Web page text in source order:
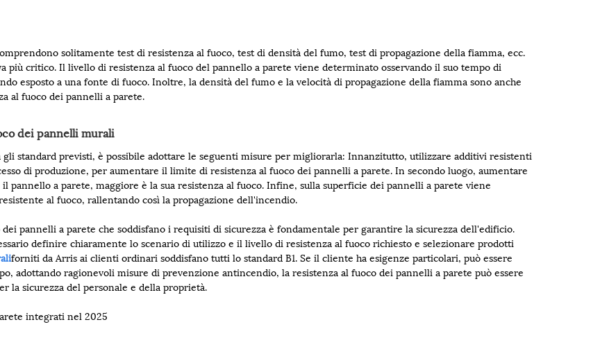
solitamente test di resistenza al fuoco, test di densità del fumo, test di propagazione della fiamma, ecc.
più critico. Il livello di resistenza al fuoco del pannello a parete viene determinato osservando il suo tempo di
esposto a una fonte di fuoco. Inoltre, la densità del fumo e la velocità di propagazione della fiamma sono anche
al fuoco dei pannelli a parete.
dei pannelli murali
gli standard previsti, è possibile adottare le seguenti misure per migliorarla: Innanzitutto, utilizzare additivi resistenti
di produzione, per aumentare il limite di resistenza al fuoco dei pannelli a parete. In secondo luogo, aumentare
pannello a parete, maggiore è la sua resistenza al fuoco. Infine, sulla superficie dei pannelli a parete viene
al fuoco, rallentando così la propagazione dell'incendio.
pannelli a parete che soddisfano i requisiti di sicurezza è fondamentale per garantire la sicurezza dell'edificio.
definire chiaramente lo scenario di utilizzo e il livello di resistenza al fuoco richiesto e selezionare prodotti
forniti da Arris ai clienti ordinari soddisfano tutti lo standard B1. Se il cliente ha esigenze particolari, può essere
adottando ragionevoli misure di prevenzione antincendio, la resistenza al fuoco dei pannelli a parete può essere
sicurezza del personale e della proprietà.
integrati nel 2025